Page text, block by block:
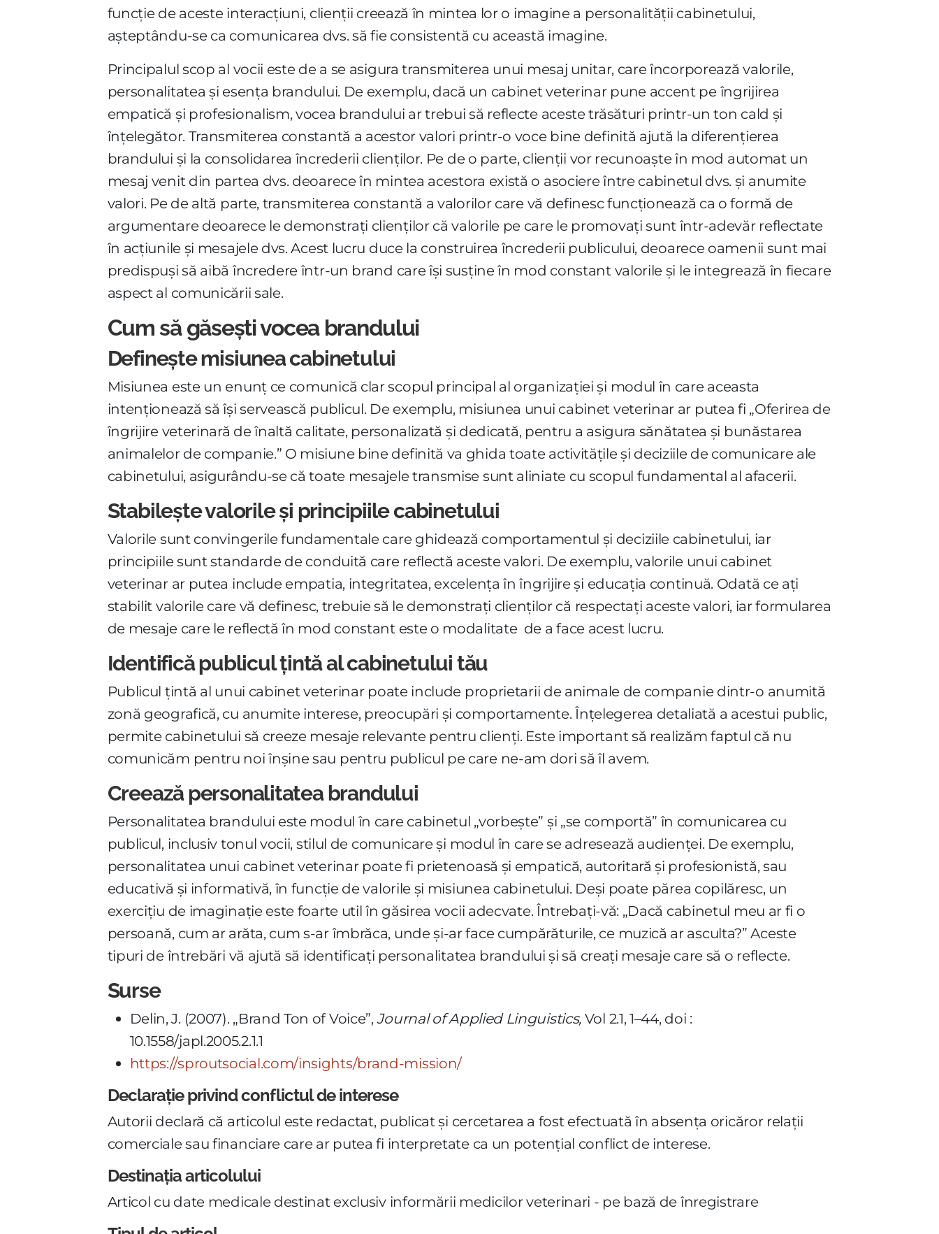
funcție de aceste interacțiuni, clienții creează în mintea lor o imagine a personalității cabinetului,
așteptându-se ca comunicarea dvs. să fie consistentă cu această imagine.
Principalul scop al vocii este de a se asigura transmiterea unui mesaj unitar, care încorporează valorile,
personalitatea și esența brandului. De exemplu, dacă un cabinet veterinar pune accent pe îngrijirea
empatică și profesionalism, vocea brandului ar trebui să reflecte aceste trăsături printr-un ton cald și
înțelegător. Transmiterea constantă a acestor valori printr-o voce bine definită ajută la diferențierea
brandului și la consolidarea încrederii clienților. Pe de o parte, clienții vor recunoaște în mod automat un
mesaj venit din partea dvs. deoarece în mintea acestora există o asociere între cabinetul dvs. și anumite
valori. Pe de altă parte, transmiterea constantă a valorilor care vă definesc funcționează ca o formă de
argumentare deoarece le demonstrați clienților că valorile pe care le promovați sunt într-adevăr reflectate
în acțiunile și mesajele dvs. Acest lucru duce la construirea încrederii publicului, deoarece oamenii sunt mai
predispuși să aibă încredere într-un brand care își susține în mod constant valorile și le integrează în fiecare
aspect al comunicării sale.
Cum să găsești vocea brandului
Definește misiunea cabinetului
Misiunea este un enunț ce comunică clar scopul principal al organizației și modul în care aceasta
intenționează să își servească publicul. De exemplu, misiunea unui cabinet veterinar ar putea fi „Oferirea de
îngrijire veterinară de înaltă calitate, personalizată și dedicată, pentru a asigura sănătatea și bunăstarea
animalelor de companie.” O misiune bine definită va ghida toate activitățile și deciziile de comunicare ale
cabinetului, asigurându-se că toate mesajele transmise sunt aliniate cu scopul fundamental al afacerii.
Stabilește valorile și principiile cabinetului
Valorile sunt convingerile fundamentale care ghidează comportamentul și deciziile cabinetului, iar
principiile sunt standarde de conduită care reflectă aceste valori. De exemplu, valorile unui cabinet
veterinar ar putea include empatia, integritatea, excelența în îngrijire și educația continuă. Odată ce ați
stabilit valorile care vă definesc, trebuie să le demonstrați clienților că respectați aceste valori, iar formularea
de mesaje care le reflectă în mod constant este o modalitate de a face acest lucru.
Identifică publicul țintă al cabinetului tău
Publicul țintă al unui cabinet veterinar poate include proprietarii de animale de companie dintr-o anumită
zonă geografică, cu anumite interese, preocupări și comportamente. Înțelegerea detaliată a acestui public,
permite cabinetului să creeze mesaje relevante pentru clienți. Este important să realizăm faptul că nu
comunicăm pentru noi înșine sau pentru publicul pe care ne-am dori să îl avem.
Creează personalitatea brandului
Personalitatea brandului este modul în care cabinetul „vorbește” și „se comportă” în comunicarea cu
publicul, inclusiv tonul vocii, stilul de comunicare și modul în care se adresează audienței. De exemplu,
personalitatea unui cabinet veterinar poate fi prietenoasă și empatică, autoritară și profesionistă, sau
educativă și informativă, în funcție de valorile și misiunea cabinetului. Deși poate părea copilăresc, un
exercițiu de imaginație este foarte util în găsirea vocii adecvate. Întrebați-vă: „Dacă cabinetul meu ar fi o
persoană, cum ar arăta, cum s-ar îmbrăca, unde și-ar face cumpărăturile, ce muzică ar asculta?” Aceste
tipuri de întrebări vă ajută să identificați personalitatea brandului și să creați mesaje care să o reflecte.
Surse
Delin, J. (2007). „Brand Ton of Voice”,Journal of Applied Linguistics, Vol 2.1, 1–44, doi :
10.1558/japl.2005.2.1.1
https://sproutsocial.com/insights/brand-mission/
Declarație privind conflictul de interese
Autorii declară că articolul este redactat, publicat și cercetarea a fost efectuată în absența oricăror relații
comerciale sau financiare care ar putea fi interpretate ca un potențial conflict de interese.
Destinația articolului
Articol cu date medicale destinat exclusiv informării medicilor veterinari - pe bază de înregistrare